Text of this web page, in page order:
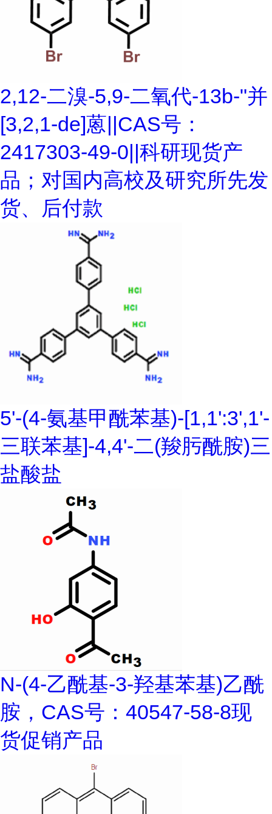
2,12-二溴-5,9-二氧代-13b-"并
[3,2,1-de]蒽||CAS号：
2417303-49-0||科研现货产
品；对国内高校及研究所先发
货、后付款
5'-(4-氨基甲酰苯基)-[1,1':3',1'-
三联苯基]-4,4'-二(羧肟酰胺)三
盐酸盐
N-(4-乙酰基-3-羟基苯基)乙酰
胺，CAS号：40547-58-8现
货促销产品